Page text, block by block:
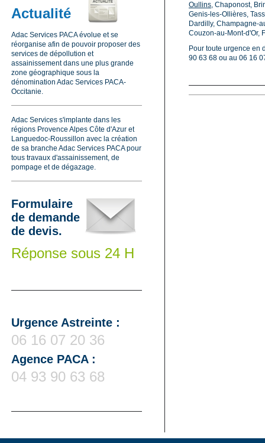
Actualité
Adac Services PACA évolue et se
réorganise afin de pouvoir proposer des
services de dépollution et
assainissement dans une plus grande
zone géographique sous la
dénomination Adac Services PACA-
Occitanie.
Adac Services s'implante dans les
régions Provence Alpes Côte d'Azur et
Languedoc-Roussillon avec la création
de sa branche Adac Services PACA pour
tous travaux d'assainissement, de
pompage et de dégazage.
Formulaire
de demande
de devis.
Réponse sous 24 H
Urgence Astreinte :
06 16 07 20 36
Agence PACA :
04 93 90 63 68
Oullins, Chaponost,
Genis-les-Ollières,
Dardilly, Champagne-
Couzon-au-Mont-d'Or,
Pour toute urgence en
90 63 68 ou au 06 16